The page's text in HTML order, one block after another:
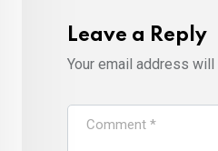
Leave a Reply
Your email address